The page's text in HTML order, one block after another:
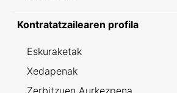
Kontratatzailearen profila
Eskuraketak
Xedapenak
Zerbitzuen Aurkezpena